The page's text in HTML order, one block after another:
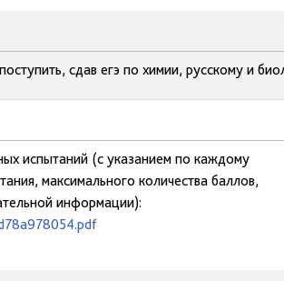
сдав егэ по химии, русскому и
испытаний (с указанием по каждому
максимального количества баллов,
информации):